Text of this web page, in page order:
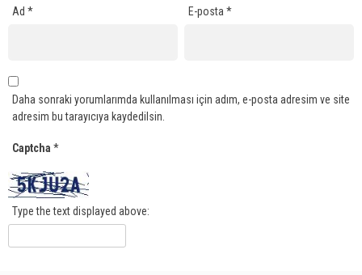
Ad * E-posta*
Daha sonraki yorumlarımda kullanılması için adım, e-posta adresim ve site
adresim bu tarayıcıya kaydedilsin.
Captcha *
Type the text displayed above: